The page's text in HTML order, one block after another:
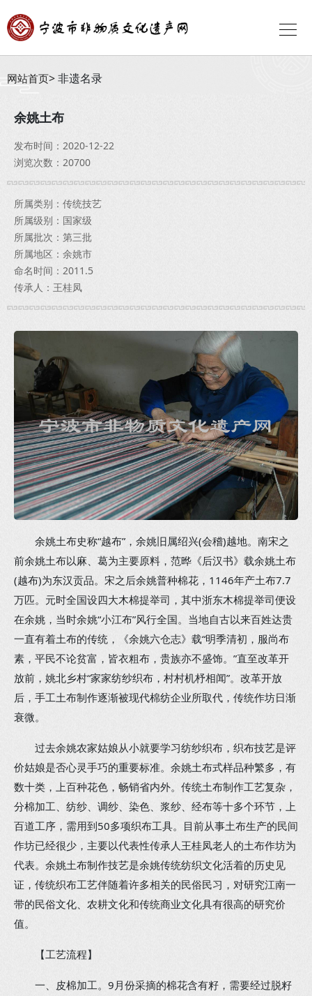
网站首页 非遗名录
余姚土布
发布时间：2020-12-22
浏览次数：20700
所属类别：传统技艺
所属级别：国家级
所属批次：第三批
所属地区：余姚市
命名时间：2011.5
传承人：王桂凤
余姚土布史称“越布”，余姚旧属绍兴(会稽)越地。南宋之
前余姚土布以麻、葛为主要原料，范晔《后汉书》载余姚土布
(越布)为东汉贡品。宋之后余姚普种棉花，1146年产土布7.7
万匹。元时全国设四大木棉提举司，其中浙东木棉提举司便设
在余姚，当时余姚“小江布”风行全国。当地自古以来百姓达贵
一直有着土布的传统，《余姚六仓志》载“明季清初，服尚布
素，平民不论贫富，皆衣粗布，贵族亦不盛饰。”直至改革开
放前，姚北乡村“家家纺纱织布，村村机杼相闻”。改革开放
后，手工土布制作逐渐被现代棉纺企业所取代，传统作坊日渐
衰微。
过去余姚农家姑娘从小就要学习纺纱织布，织布技艺是评
价姑娘是否心灵手巧的重要标准。余姚土布式样品种繁多，有
数十类，上百种花色，畅销省内外。传统土布制作工艺复杂，
分棉加工、纺纱、调纱、染色、浆纱、经布等十多个环节，上
百道工序，需用到50多项织布工具。目前从事土布生产的民间
作坊已经很少，主要以代表性传承人王桂凤老人的土布作坊为
代表。余姚土布制作技艺是余姚传统纺织文化活着的历史见
证，传统织布工艺伴随着许多相关的民俗民习，对研究江南一
带的民俗文化、农耕文化和传统商业文化具有很高的研究价
值。
【工艺流程】
一、皮棉加工。9月份采摘的棉花含有籽，需要经过脱籽